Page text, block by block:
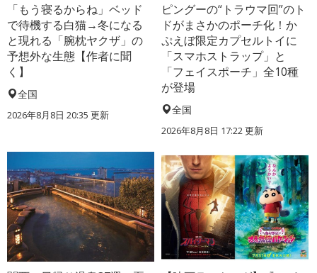
「もう寝るからね」ベッド
で待機する白猫→冬になる
と現れる「腕枕ヤクザ」の
予想外な生態【作者に聞
く】
全国
2026年8月8日 20:35 更新
ピングーの“トラウマ回”のト
ドがまさかのポーチ化！か
ぷえぼ限定カプセルトイに
「スマホストラップ」と
「フェイスポーチ」全10種
が登場
全国
2026年8月8日 17:22更新